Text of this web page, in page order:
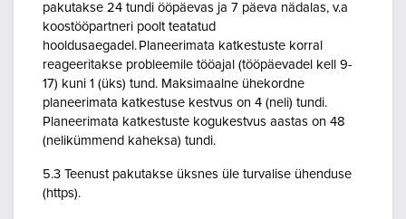
pakutakse 24 tundi ööpäevas ja 7 päeva nädalas, v.a
koostööpartneri poolt teatatud
hooldusaegadel. Planeerimata katkestuste korral
reageeritakse probleemile tööajal (tööpäevadel kell 9-
17) kuni 1 (üks) tund. Maksimaalne ühekordne
planeerimata katkestuse kestvus on 4 (neli) tundi.
Planeerimata katkestuste kogukestvus aastas on 48
(nelikümmend kaheksa) tundi.
5.3 Teenust pakutakse üksnes üle turvalise ühenduse
(https).